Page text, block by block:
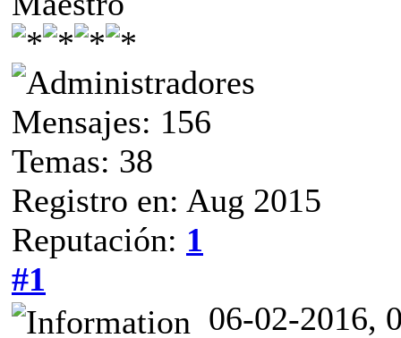
Mensajes: 156
Temas: 38
Registro en: Aug 2015
Reputación: 1
#1
06-02-2016,